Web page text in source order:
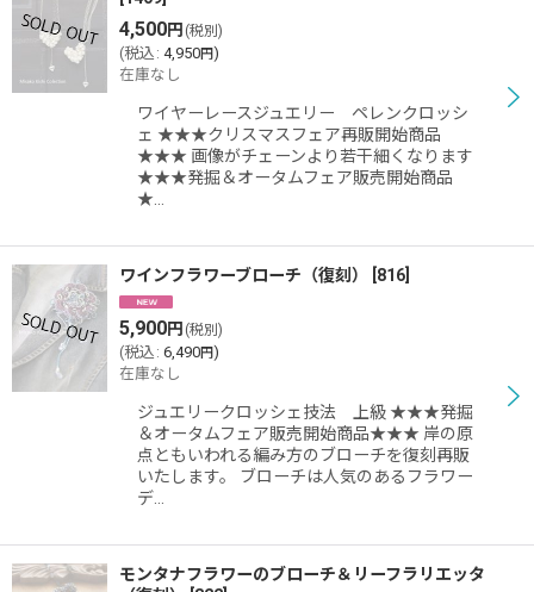
4,500円 (税別)
(税込 : 4,950円)
在庫なし
ワイヤーレースジュエリー ペレンクロッシ
ェ ★★★クリスマスフェア再販開始商品
★★★ 画像がチェーンより若干細くなります
★★★発掘＆オータムフェア販売開始商品
★…
ワインフラワーブローチ（復刻） 816
5,900円 (税別)
(税込 : 6,490円)
在庫なし
ジュエリークロッシェ技法 上級 ★★★発掘
＆オータムフェア販売開始商品★★★ 岸の原
点ともいわれる編み方のブローチを復刻再販
いたします。 ブローチは人気のあるフラワー
デ…
モンタナフラワーのブローチ＆リーフラリエッタ